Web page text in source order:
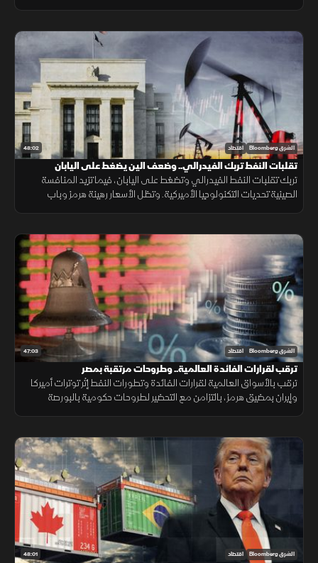
48:02 الشرق Bloomberg اقتصاد
تقلبات النفط تربك الفيدرالي.. وضعف الين يضغط على اليابان
تربك تقلبات النفط الفيدرالي وتضغط على اليابان، فيما تزيد المنافسة
الصينية تحديات التكنولوجيا الأميركية. وتظل الأسعار رهينة هرمز وباب
47:03 الشرق Bloomberg اقتصاد
ترقب لقرارات الفائدة العالمية.. وطروحات مرتقبة بمصر
ترقب بالأسواق العالمية لقرارات الفائدة وتطورات النفط إثر توترات أميركا
وإيران بمضيق هرمز، بالتزامن مع التحضير لطروحات حكومية بالبورصة
48:01 الشرق Bloomberg اقتصاد